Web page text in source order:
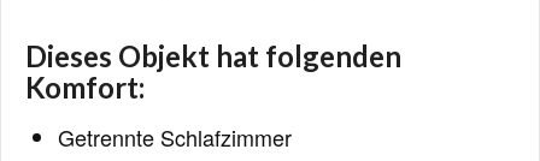
Dieses Objekt hat folgenden
Komfort:
Getrennte Schlafzimmer